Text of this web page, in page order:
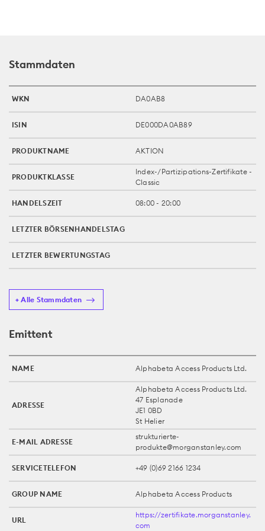
Stammdaten
WKN DA0AB8
ISIN DE000DA0AB89
PRODUKTNAME AKTION
PRODUKTKLASSE
Index-/Partizipations-Zertifikate -
Classic
HANDELSZEIT 08:00 - 20:00
LETZTER BÖRSENHANDELSTAG
LETZTER BEWERTUNGSTAG
+ Alle Stammdaten
Emittent
NAME Alphabeta Access Products Ltd.
ADRESSE
Alphabeta Access Products Ltd.
47 Esplanade
JE1 0BD
St Helier
E-MAIL ADRESSE
strukturierte-
produkte@morganstanley.com
SERVICETELEFON +49 (0)69 2166 1234
GROUP NAME Alphabeta Access Products
URL
https://zertifikate.morganstanley.
com